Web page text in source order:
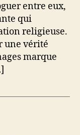
entre eux,
qui
religieuse.
une vérité
marque